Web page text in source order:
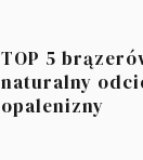
TOP 5
naturalny
opalenizny